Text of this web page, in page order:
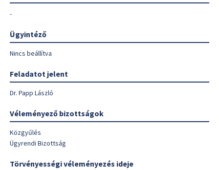
-
Ügyintéző
Nincs beállítva
Feladatot jelent
Dr. Papp László
Véleményező bizottságok
Közgyűlés
Ügyrendi Bizottság
Törvényességi véleményezés ideje